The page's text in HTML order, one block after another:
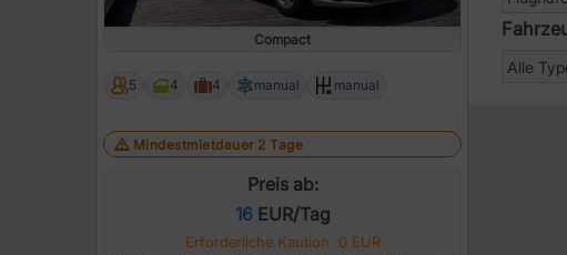
Compact
5 4 4 manual manual
Mindestmietdauer 2 Tage
Preis ab:
16EUR/Tag
Erforderliche Kaution: 0 EUR